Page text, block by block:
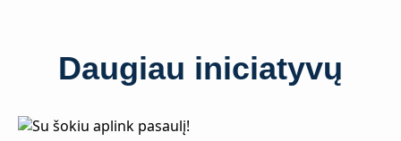
Daugiau iniciatyvų